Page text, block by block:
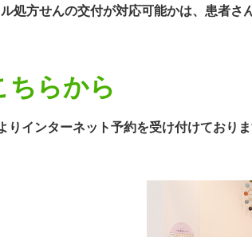
処方せんの交付が対応可能かは、患者さ
ちらから
りインターネット予約を受け付けており